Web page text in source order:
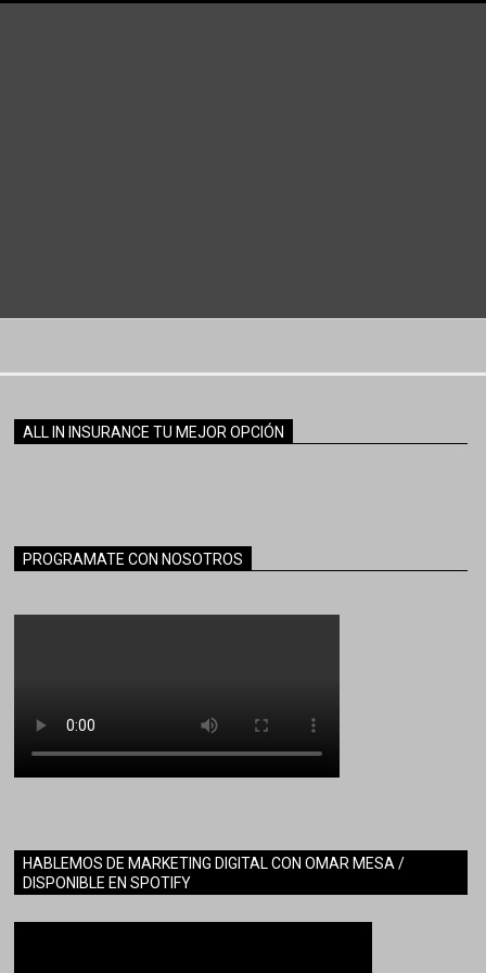
ALL IN INSURANCE TU MEJOR OPCIÓN
PROGRAMATE CON NOSOTROS
HABLEMOS DE MARKETING DIGITAL CON OMAR MESA /
DISPONIBLE EN SPOTIFY